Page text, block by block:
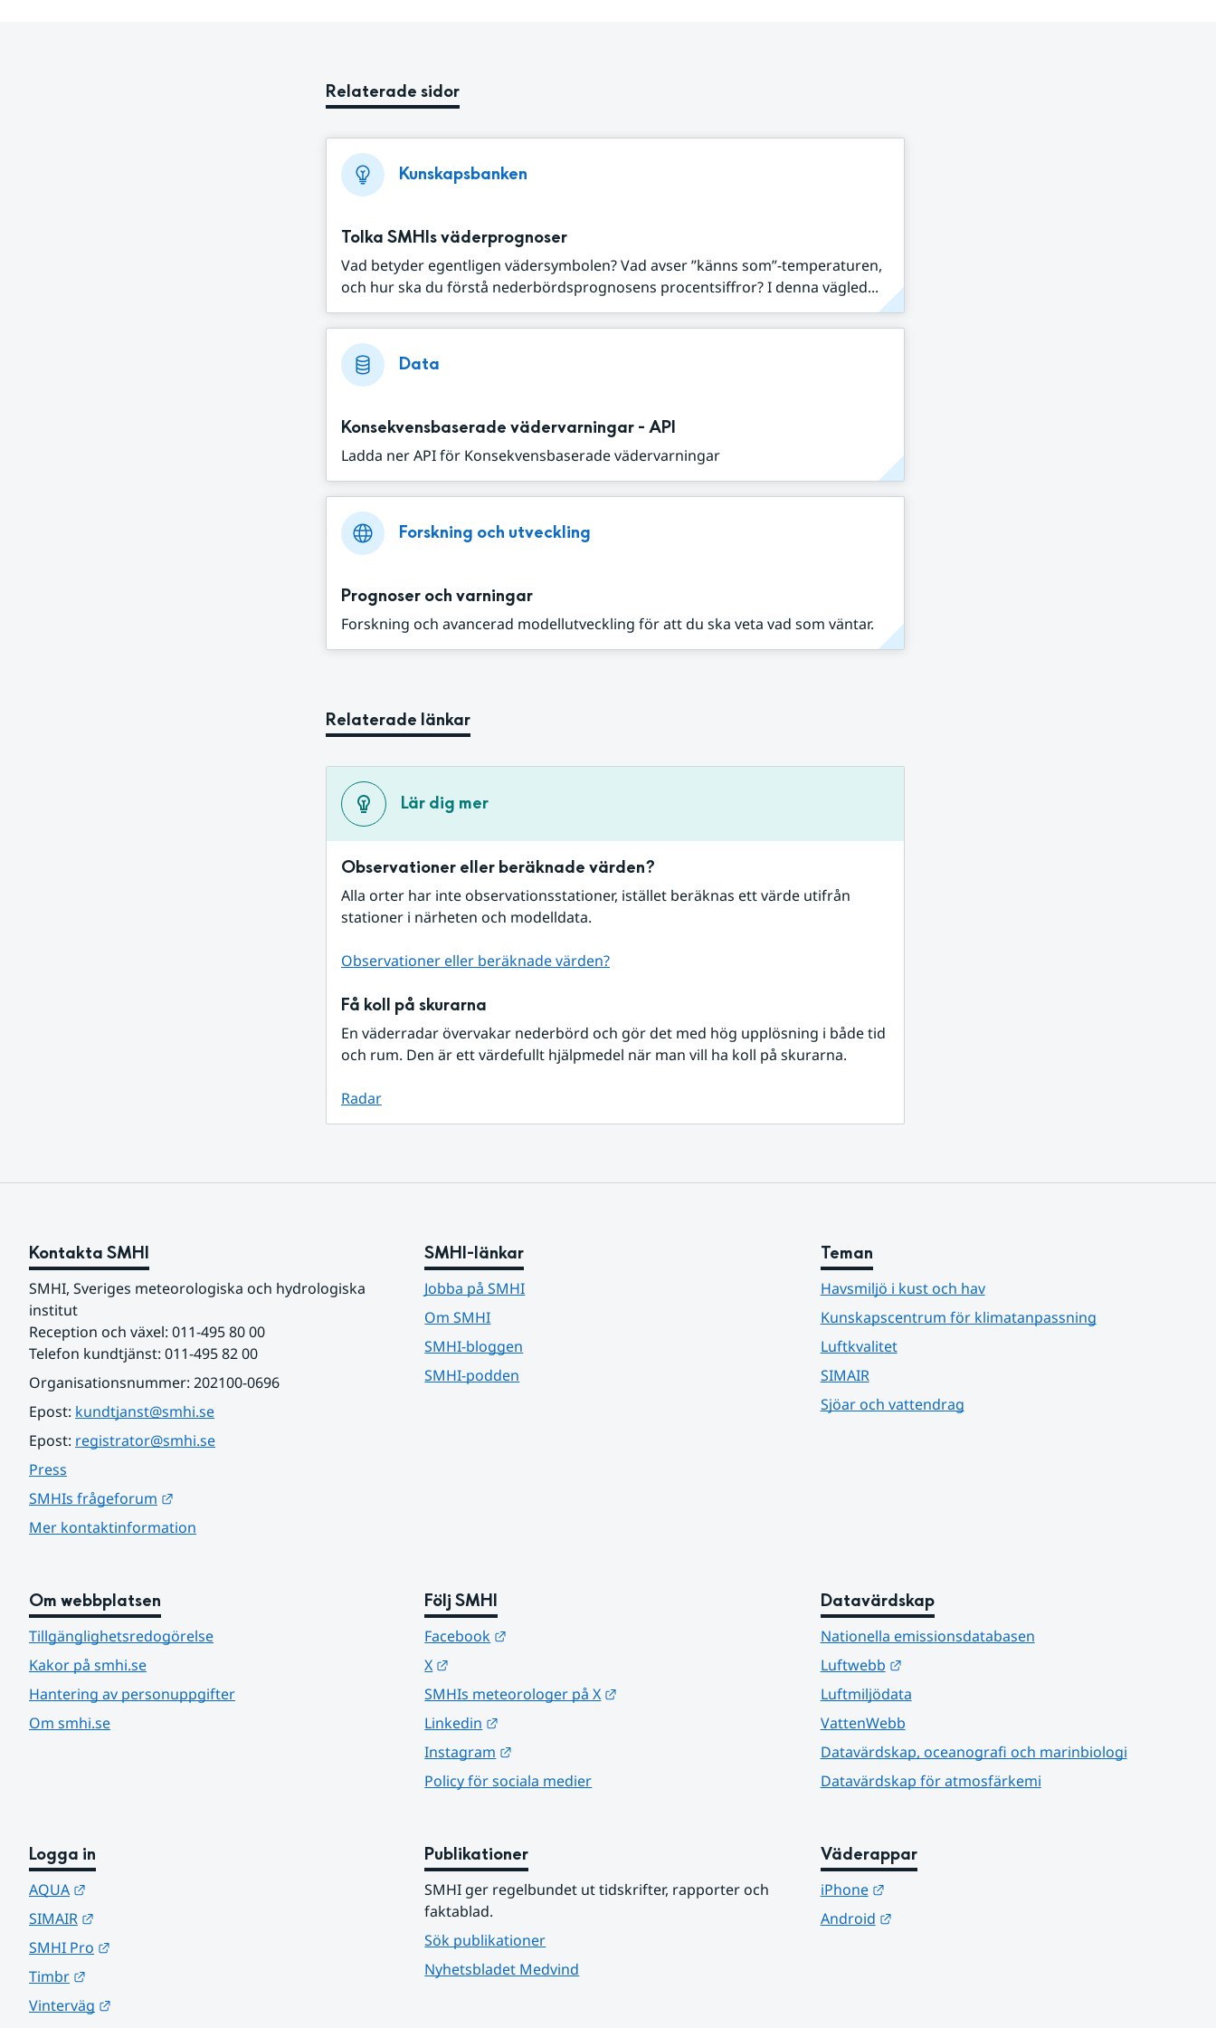
Relaterade sidor
Kunskapsbanken
Tolka SMHIs väderprognoser
Vad betyder egentligen vädersymbolen? Vad avser ”känns som”-temperaturen,
och hur ska du förstå nederbördsprognosens procentsiffror? I denna vägled...
Data
Konsekvensbaserade vädervarningar - API
Ladda ner API för Konsekvensbaserade vädervarningar
Forskning och utveckling
Prognoser och varningar
Forskning och avancerad modellutveckling för att du ska veta vad som väntar.
Relaterade länkar
Lär dig mer
Observationer eller beräknade värden?
Alla orter har inte observationsstationer, istället beräknas ett värde utifrån
stationer i närheten och modelldata.
Observationer eller beräknade värden?
Få koll på skurarna
En väderradar övervakar nederbörd och gör det med hög upplösning i både tid
och rum. Den är ett värdefullt hjälpmedel när man vill ha koll på skurarna.
Radar
Kontakta SMHI
SMHI, Sveriges meteorologiska och hydrologiska
institut
Reception och växel: 011-495 80 00
Telefon kundtjänst: 011-495 82 00
Organisationsnummer: 202100-0696
Epost: kundtjanst@smhi.se
Epost: registrator@smhi.se
Press
SMHIs frågeforum
Mer kontaktinformation
SMHI-länkar
Jobba på SMHI
Om SMHI
SMHI-bloggen
SMHI-podden
Teman
Havsmiljö i kust och hav
Kunskapscentrum för klimatanpassning
Luftkvalitet
SIMAIR
Sjöar och vattendrag
Om webbplatsen
Tillgänglighetsredogörelse
Kakor på smhi.se
Hantering av personuppgifter
Om smhi.se
Följ SMHI
Facebook
X
SMHIs meteorologer på X
Linkedin
Instagram
Policy för sociala medier
Datavärdskap
Nationella emissionsdatabasen
Luftwebb
Länk till annan webbplats.
Luftmiljödata
VattenWebb
Datavärdskap, oceanografi och marinbiologi
Datavärdskap för atmosfärkemi
Logga in
AQUA
SIMAIR
SMHI Pro
Timbr
Vinterväg
Publikationer
SMHI ger regelbundet ut tidskrifter, rapporter och
faktablad.
Sök publikationer
Nyhetsbladet Medvind
Väderappar
iPhone
Länk till annan webbplats.
Android
Länk till annan webbplats.